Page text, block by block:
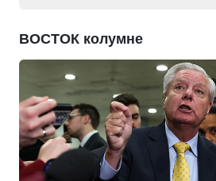
ВОСТОК колумне